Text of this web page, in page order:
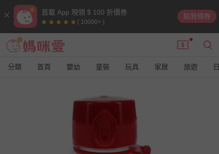
首載 App 現領 $ 100 折價券
( 10000+ )
點我領券
分類 首頁 嬰幼 童裝 玩具 家居 旅遊